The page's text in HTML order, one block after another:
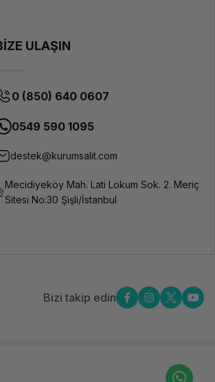
ULAŞIN
0 (850) 640 0607
0549 590 1095
destek@kurumsalit.com
Mecidiyeköy Mah. Lati Lokum Sok. 2. Meriç
Sitesi No:30 Şişli/İstanbul
Bizi takip edin